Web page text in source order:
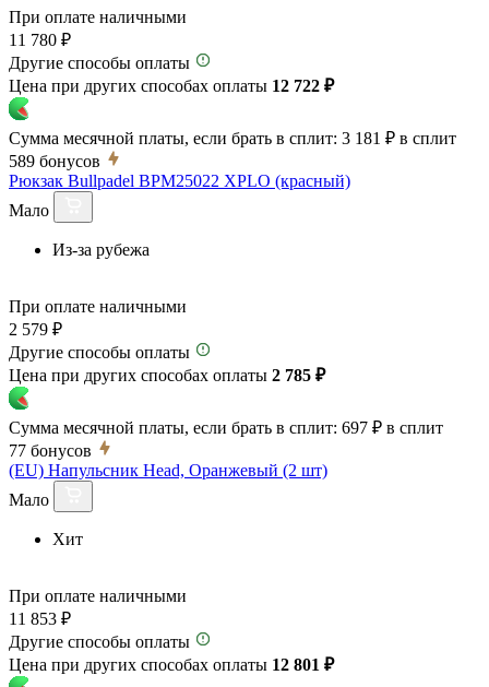
При оплате наличными
11 780 ₽
Другие способы оплаты
Цена при других способах оплаты 12 722 ₽
Сумма месячной платы, если брать в сплит: 3 181 ₽ в сплит
589 бонусов
Рюкзак Bullpadel BPM25022 XPLO (красный)
Мало
Из-за рубежа
При оплате наличными
2 579 ₽
Другие способы оплаты
Цена при других способах оплаты 2 785 ₽
Сумма месячной платы, если брать в сплит: 697 ₽ в сплит
77 бонусов
(EU) Напульсник Head, Оранжевый (2 шт)
Мало
Хит
При оплате наличными
11 853 ₽
Другие способы оплаты
Цена при других способах оплаты 12 801 ₽